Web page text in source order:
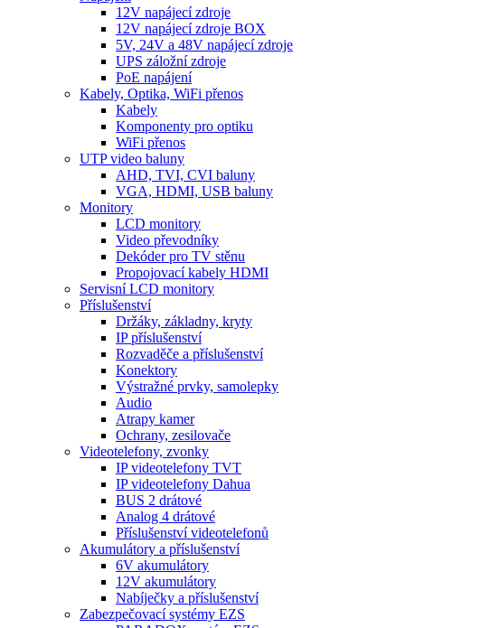
12V napájecí zdroje
12V napájecí zdroje BOX
5V, 24V a 48V napájecí zdroje
UPS záložní zdroje
PoE napájení
Kabely, Optika, WiFi přenos
Kabely
Komponenty pro optiku
WiFi přenos
UTP video baluny
AHD, TVI, CVI baluny
VGA, HDMI, USB baluny
Monitory
LCD monitory
Video převodníky
Dekóder pro TV stěnu
Propojovací kabely HDMI
Servisní LCD monitory
Příslušenství
Držáky, základny, kryty
IP příslušenství
Rozvaděče a příslušenství
Konektory
Výstražné prvky, samolepky
Audio
Atrapy kamer
Ochrany, zesilovače
Videotelefony, zvonky
IP videotelefony TVT
IP videotelefony Dahua
BUS 2 drátové
Analog 4 drátové
Příslušenství videotelefonů
Akumulátory a příslušenství
6V akumulátory
12V akumulátory
Nabíječky a příslušenství
Zabezpečovací systémy EZS